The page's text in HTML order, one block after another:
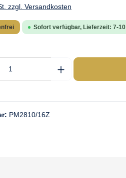
zzgl. Versandkosten
Sofort verfügbar, Lieferzeit: 7-10
PM2810/16Z